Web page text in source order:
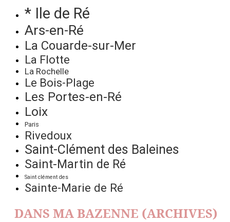
* Ile de Ré
Ars-en-Ré
La Couarde-sur-Mer
La Flotte
La Rochelle
Le Bois-Plage
Les Portes-en-Ré
Loix
Paris
Rivedoux
Saint-Clément des Baleines
Saint-Martin de Ré
Saint clément des
Sainte-Marie de Ré
DANS MA BAZENNE (ARCHIVES)